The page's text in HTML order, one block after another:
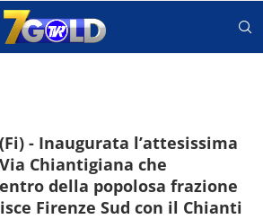
- Inaugurata l’attesissima
Chiantigiana che
della popolosa frazione
Firenze Sud con il Chianti